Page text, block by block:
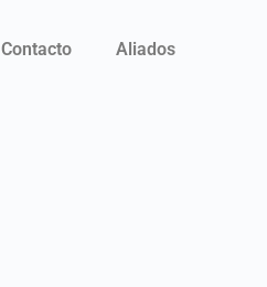
Contacto Aliados